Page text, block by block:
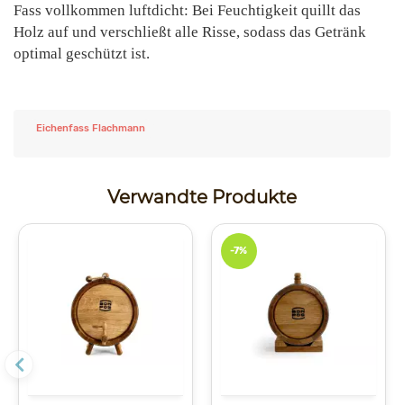
Fass vollkommen luftdicht: Bei Feuchtigkeit quillt das
Holz auf und verschließt alle Risse, sodass das Getränk
optimal geschützt ist.
Eichenfass Flachmann
Verwandte Produkte
-7%